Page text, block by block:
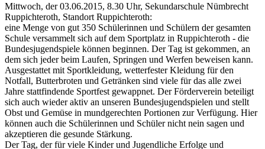
Mittwoch, der 03.06.2015, 8.30 Uhr, Sekundarschule Nümbrecht
Ruppichteroth, Standort Ruppichteroth:
eine Menge von gut 350 Schülerinnen und Schülern der gesamten
Schule versammelt sich auf dem Sportplatz in Ruppichteroth - die
Bundesjugendspiele können beginnen. Der Tag ist gekommen, an
dem sich jeder beim Laufen, Springen und Werfen beweisen kann.
Ausgestattet mit Sportkleidung, wetterfester Kleidung für den
Notfall, Butterbroten und Getränken sind viele für das alle zwei
Jahre stattfindende Sportfest gewappnet. Der Förderverein beteiligt
sich auch wieder aktiv an unseren Bundesjugendspielen und stellt
Obst und Gemüse in mundgerechten Portionen zur Verfügung. Hier
können auch die Schülerinnen und Schüler nicht nein sagen und
akzeptieren die gesunde Stärkung.
Der Tag, der für viele Kinder und Jugendliche Erfolge und